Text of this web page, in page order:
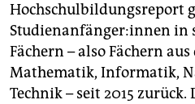
Hochschulbildungsreport
Stu­di­en­an­fän­ge­r:in­nen in
Fächern – also Fächern
Mathematik, Informatik,
Technik – seit 2015 zurück.